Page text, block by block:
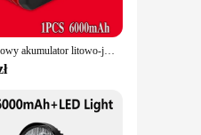
2024-Nowy akumulator litowo-jonowy Bosch 18 V 18000 mAh 609, Bat609g, Bat618, Bat618g, Bat614, wiertarka Bosch + ładowarka